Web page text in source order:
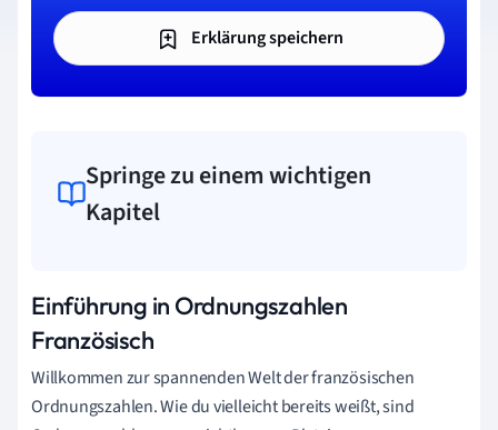
Erklärung speichern
Springe zu einem wichtigen
Kapitel
Einführung in Ordnungszahlen
Französisch
Willkommen zur spannenden Welt der französischen
Ordnungszahlen. Wie du vielleicht bereits weißt, sind